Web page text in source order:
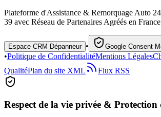
Plateforme d'Assistance & Remorquage Auto
39 avec Réseau de Partenaires Agréés en
Espace CRM Dépanneur • Google Consent
•Politique de ConfidentialitéMentions Légales
QualitéPlan du site XML Flux RSS
Respect de la vie privée & Protection